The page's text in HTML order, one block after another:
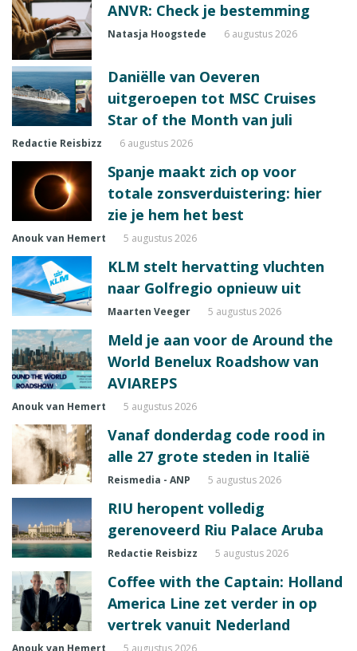
ANVR: Check je bestemming
Natasja Hoogstede 6 augustus 2026
Daniëlle van Oeveren
uitgeroepen tot MSC Cruises
Star of the Month van juli
Redactie Reisbizz 6 augustus 2026
Spanje maakt zich op voor
totale zonsverduistering: hier
zie je hem het best
Anouk van Hemert 5 augustus 2026
KLM stelt hervatting vluchten
naar Golfregio opnieuw uit
Maarten Veeger 5 augustus 2026
Meld je aan voor de Around the
World Benelux Roadshow van
AVIAREPS
Anouk van Hemert 5 augustus 2026
Vanaf donderdag code rood in
alle 27 grote steden in Italië
Reismedia - ANP 5 augustus 2026
RIU heropent volledig
gerenoveerd Riu Palace Aruba
Redactie Reisbizz 5 augustus 2026
Coffee with the Captain: Holland
America Line zet verder in op
vertrek vanuit Nederland
Anouk van Hemert 5 augustus 2026